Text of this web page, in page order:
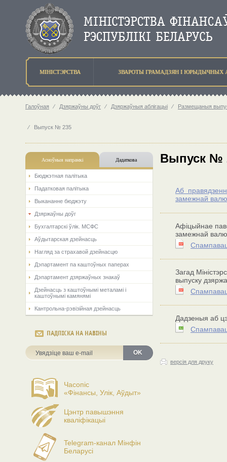
МIНIСТЭРСТВА ЗВАРОТЫ ГРАМАДЗЯН I ЮРЫДЫЧНЫХ
Галоўная ⁄ Дзяржаўны доўг ⁄ Дзяржаўныя аблігацыі ⁄ Размещаныя
⁄ Выпуск № 235
Асноўныя напрамкi Дадаткова
Бюджэтная палiтыка
Падатковая палітыка
Выкананне бюджэту
Дзяржаўны доўг
Бухгалтарскі ўлік. МСФС
Аўдытарская дзейнасць
Нагляд за страхавой дзейнасцю
Дэпартамент па каштоўных паперах
Дэпартамент дзяржаўных знакаў
Дзейнасць з каштоўнымі металамі і
каштоўнымі камянямі
Кантрольна-рэвізійная дзейнасць
ПАДПІСКА НА НАВІНЫ
OK
Часопіс
«Фінансы, Улік, Аўдыт»
Цэнтр павышэння
кваліфікацыі
Telegram-канал Мінфін
Беларусі
Выпуск №
Аб
замежнай
Афіцыйнае
замежнай
Загад
выпуску
Дадзеныя аб
версія для друку